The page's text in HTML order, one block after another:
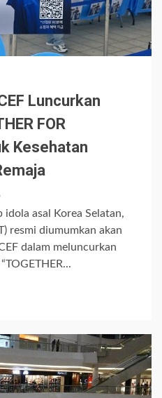
Luncurkan
FOR
Kesehatan
asal Korea Selatan,
resmi diumumkan akan
dalam meluncurkan